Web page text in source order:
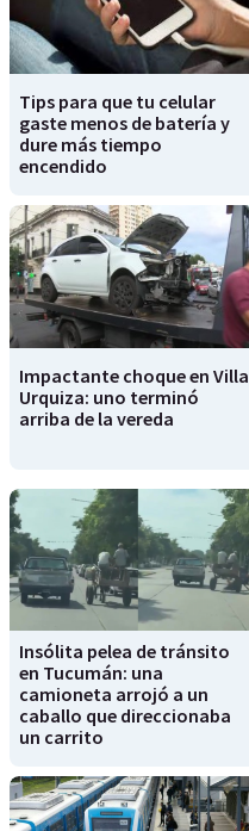
Tips para que tu celular
gaste menos de batería y
dure más tiempo
encendido
Impactante choque en Villa
Urquiza: uno terminó
arriba de la vereda
Insólita pelea de tránsito
en Tucumán: una
camioneta arrojó a un
caballo que direccionaba
un carrito